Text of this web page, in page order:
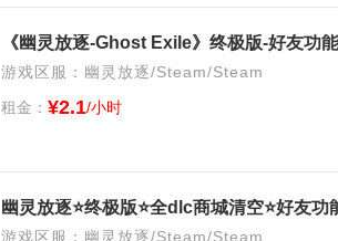
《幽灵放逐-Ghost Exile》终极版-好友功
游戏区服：幽灵放逐/Steam/Steam
租金： ¥2.1/小时
幽灵放逐⭐终极版⭐全dlc商城清空⭐好友功
游戏区服：幽灵放逐/Steam/Steam